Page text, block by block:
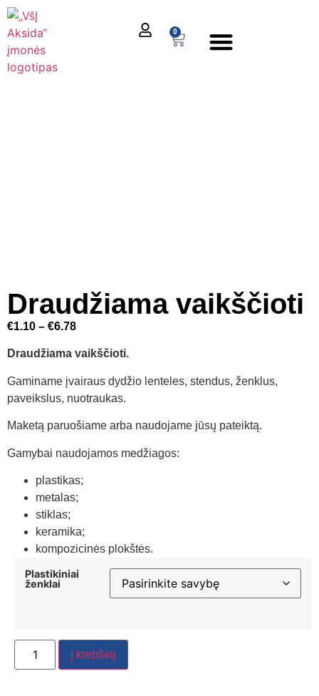
0
Draudžiama vaikščioti
€1.10 – €6.78
Draudžiama vaikščioti.
Gaminame įvairaus dydžio lenteles, stendus, ženklus,
paveikslus, nuotraukas.
Maketą paruošiame arba naudojame jūsų pateiktą.
Gamybai naudojamos medžiagos:
plastikas;
metalas;
stiklas;
keramika;
kompozicinės plokštės.
Plastikiniai
ženklai
Į krepšelį